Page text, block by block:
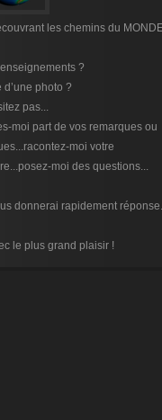
les chemins du
?
d’une photo ?
pas...
moi part de vos remarques ou
moi votre
moi des questions...
donnerai rapidement réponse.
le plus grand plaisir !